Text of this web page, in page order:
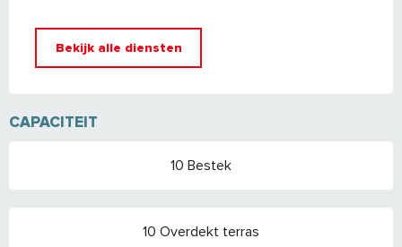
Bekijk alle diensten
CAPACITEIT
10 Bestek
10 Overdekt terras